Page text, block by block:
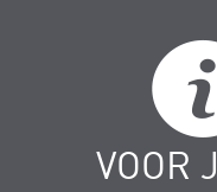
VOOR